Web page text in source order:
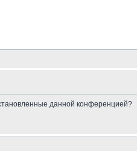
данной конференцией?